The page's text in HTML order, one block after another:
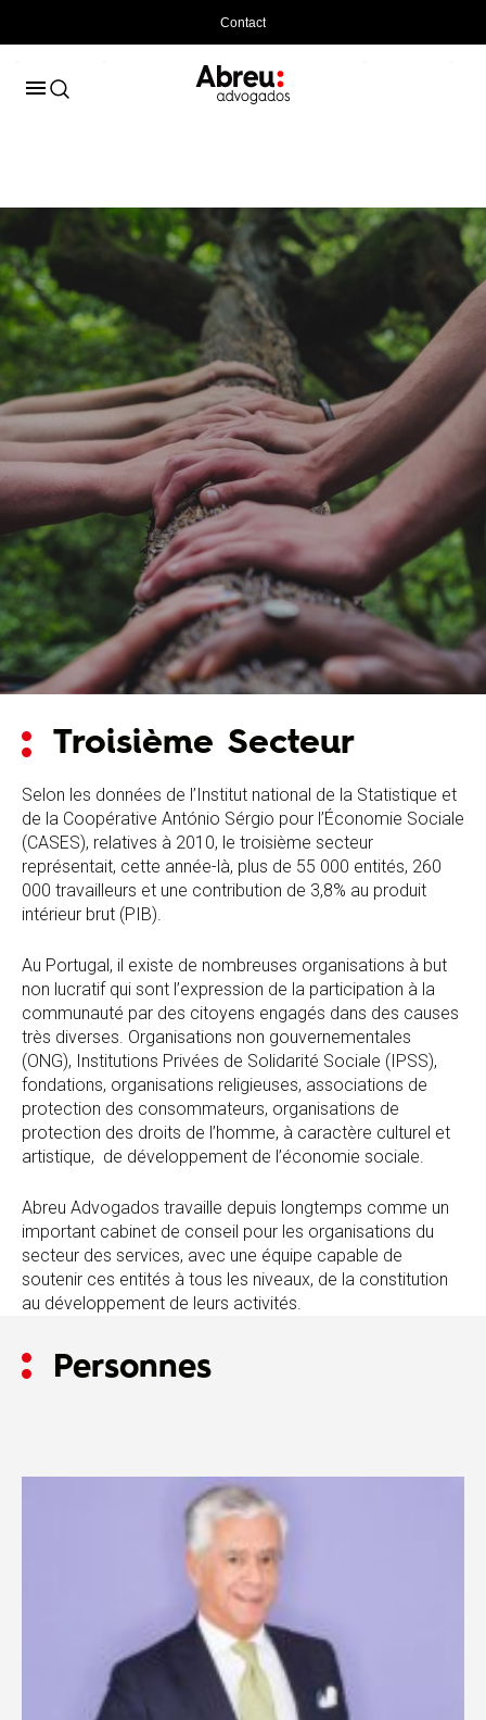
Contact
Troisième Secteur
Selon les données de l’Institut national de la Statistique et
de la Coopérative António Sérgio pour l’Économie Sociale
(CASES), relatives à 2010, le troisième secteur
représentait, cette année-là, plus de 55 000 entités, 260
000 travailleurs et une contribution de 3,8% au produit
intérieur brut (PIB).
Au Portugal, il existe de nombreuses organisations à but
non lucratif qui sont l’expression de la participation à la
communauté par des citoyens engagés dans des causes
très diverses. Organisations non gouvernementales
(ONG), Institutions Privées de Solidarité Sociale (IPSS),
fondations, organisations religieuses, associations de
protection des consommateurs, organisations de
protection des droits de l’homme, à caractère culturel et
artistique, de développement de l’économie sociale.
Abreu Advogados travaille depuis longtemps comme un
important cabinet de conseil pour les organisations du
secteur des services, avec une équipe capable de
soutenir ces entités à tous les niveaux, de la constitution
au développement de leurs activités.
Personnes